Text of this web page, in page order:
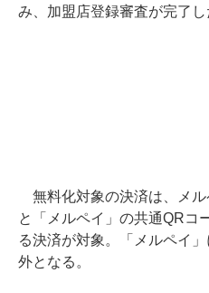
み、加盟店登録審査が完了し
無料化対象の決済は、メル
と「メルペイ」の共通QRコ
る決済が対象。「メルペイ
外となる。